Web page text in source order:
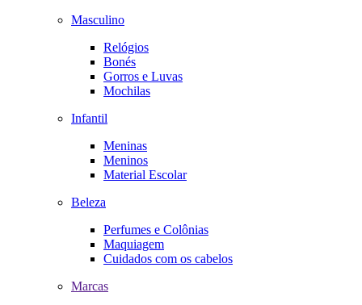
Masculino
Relógios
Bonés
Gorros e Luvas
Mochilas
Infantil
Meninas
Meninos
Material Escolar
Beleza
Perfumes e Colônias
Maquiagem
Cuidados com os cabelos
Marcas